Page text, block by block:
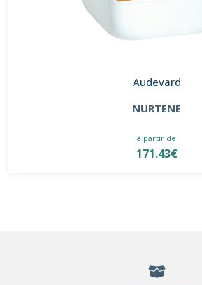
Audevard
NURTENE
à partir de
171.43€